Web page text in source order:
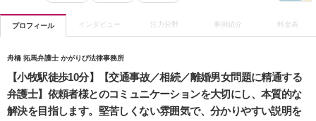
プロフィール インタビュー 注力分野 事例紹介 料金表
舟橋 拓馬弁護士 かがりび法律事務所
【小牧駅徒歩10分】【交通事故／相続／離婚男女問題に精通する
弁護士】依頼者様とのコミュニケーションを大切にし、本質的な
解決を目指します。堅苦しくない雰囲気で、分かりやすい説明を